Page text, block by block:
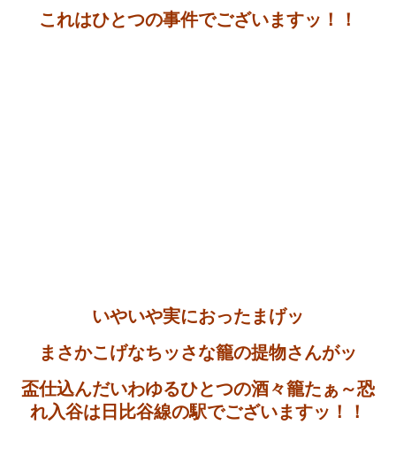
これはひとつの事件でございますッ！！
いやいや実におったまげッ
まさかこげなちッさな籠の提物さんがッ
盃仕込んだいわゆるひとつの酒々籠たぁ～恐
れ入谷は日比谷線の駅でございますッ！！